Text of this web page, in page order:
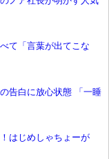
て「言葉が出てこな
告白に放心状態 「一睡
はじめしゃちょーが